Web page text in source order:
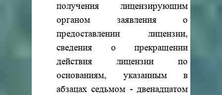
получения лицензирующим
органом заявления о
предоставлении лицензии,
сведения о прекращении
действия лицензии по
основаниям, указанным в
абзацах седьмом - двенадцатом